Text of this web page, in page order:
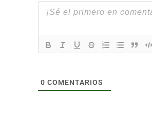
0 COMENTARIOS